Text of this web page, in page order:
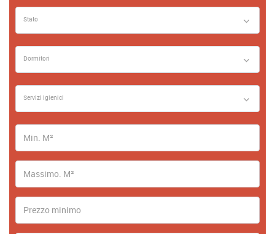
Stato
Dormitori
Servizi igienici